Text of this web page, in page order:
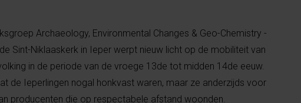
Archaeology, Environmental Changes & Geo-Chemistry -
Sint-Niklaaskerk in Ieper werpt nieuw licht op de mobiliteit van
in de periode van de vroege 13de tot midden 14de eeuw.
de Ieperlingen nogal honkvast waren, maar ze anderzijds voor
producenten die op respectabele afstand woonden.